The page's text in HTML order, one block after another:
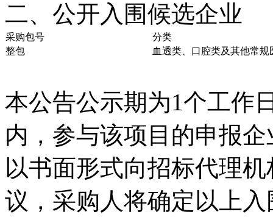
二、公开入围候选企业
采购包号
分类
整包
血透类、口腔类及其他常规
本公告公示期为1个工作
内，参与该项目的申报
以书面形式向招标代理
议，采购人将确定以上